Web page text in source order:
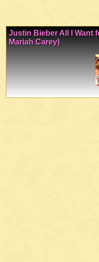
Justin Bieber All I Want
Mariah Carey)